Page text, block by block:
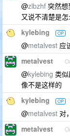
@zlbzhf 突然想
又说不清楚是
kylebing OP
@metalvest 应
metalvest
@kylebing 类
像不是这样的
kylebing OP
@metalvest 对
metalvest